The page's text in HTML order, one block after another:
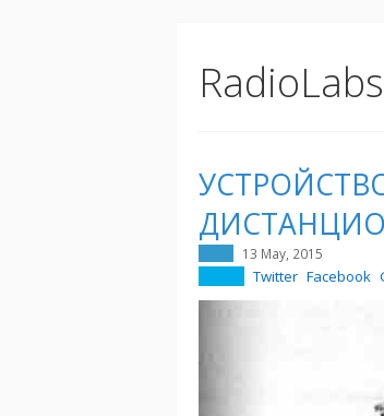
RadioLabs
13 May, 2015
Twitter Facebook